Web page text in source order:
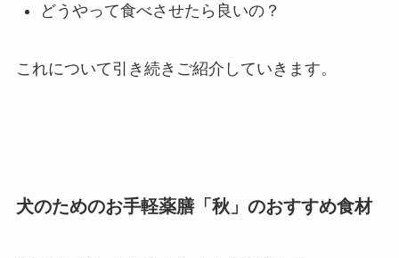
どうやって食べさせたら良いの？
これについて引き続きご紹介していきます。
犬のためのお手軽薬膳「秋」のおすすめ食材